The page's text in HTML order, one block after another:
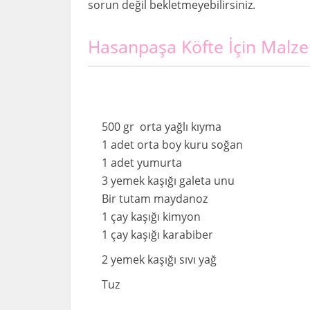
sorun değil bekletmeyebilirsiniz.
Hasanpaşa Köfte İçin
500 gr orta yağlı kıyma
1 adet orta boy kuru soğan
1 adet yumurta
3 yemek kaşığı galeta unu
Bir tutam maydanoz
1 çay kaşığı kimyon
1 çay kaşığı karabiber
2 yemek kaşığı sıvı yağ
Tuz